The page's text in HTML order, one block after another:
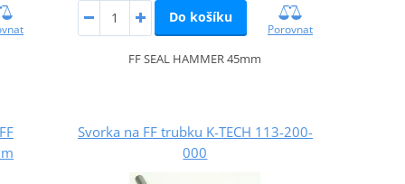
Do košíku
Porovnat
FF SEAL HAMMER 45mm
Svorka na FF trubku K-TECH 113-200-
000